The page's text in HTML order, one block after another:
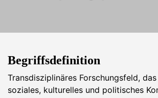
Begriffsdefinition
Transdisziplinäres Forschungsfeld, das
soziales, kulturelles und politisches